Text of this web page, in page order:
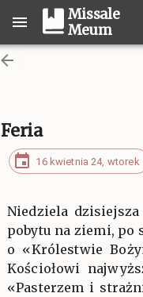
Missale
Meum
Feria
16 kwietnia 24, wtorek
Niedziela
pobytu na ziemi, po
o «Królestwie
Kościołowi
«Pasterzem i